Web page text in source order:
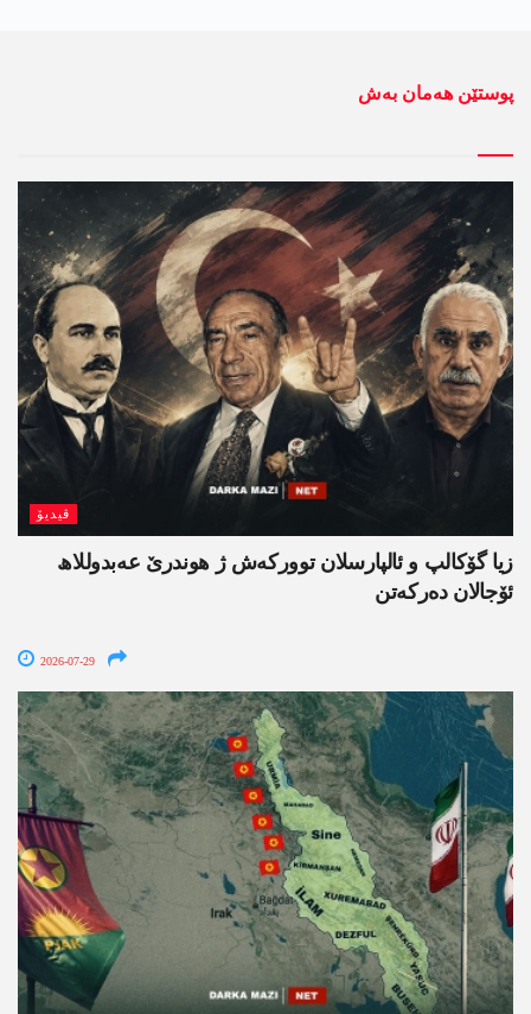
پوستێن ھەمان بەش
ڤیدیۆ
زیا گۆکالپ و ئالپارسلان توورکەش ژ ھوندرێ عەبدوللاھ
ئۆجالان دەرکەتن
2026-07-29